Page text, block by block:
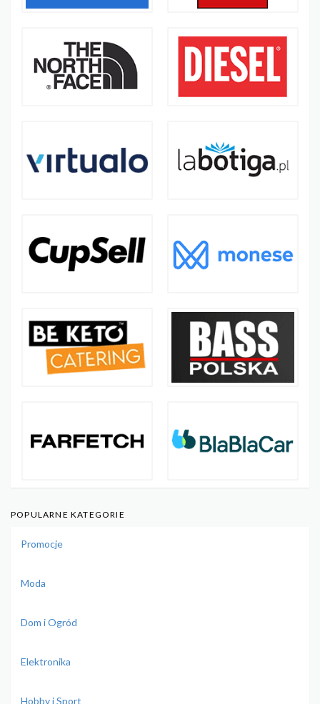
POPULARNE KATEGORIE
Promocje
Moda
Dom i Ogród
Elektronika
Hobby i Sport